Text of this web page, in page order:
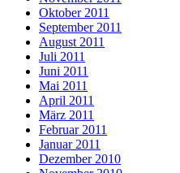
Oktober 2011
September 2011
August 2011
Juli 2011
Juni 2011
Mai 2011
April 2011
März 2011
Februar 2011
Januar 2011
Dezember 2010